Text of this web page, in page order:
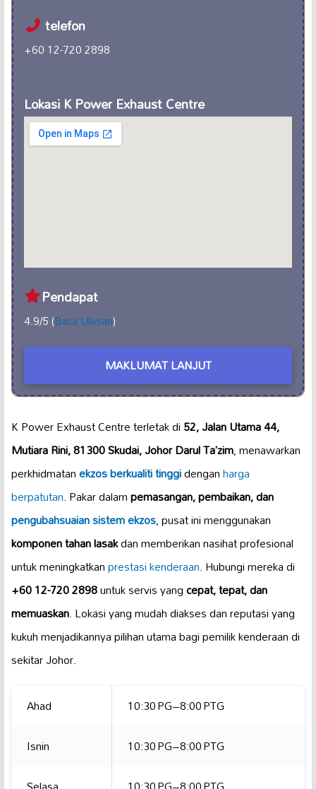
telefon
+60 12-720 2898
Lokasi K Power Exhaust Centre
Pendapat
4.9/5 (Baca Ulasan)
MAKLUMAT LANJUT
K Power Exhaust Centre terletak di52, Jalan Utama 44,
Mutiara Rini, 81300 Skudai, Johor Darul Ta’zim, menawarkan
perkhidmatanekzos berkualiti tinggidenganharga
berpatutan. Pakar dalampemasangan, pembaikan, dan
pengubahsuaian sistem ekzos, pusat ini menggunakan
komponen tahan lasakdan memberikan nasihat profesional
untuk meningkatkanprestasi kenderaan. Hubungi mereka di
+60 12-720 2898untuk servis yangcepat, tepat, dan
memuaskan. Lokasi yang mudah diakses dan reputasi yang
kukuh menjadikannya pilihan utama bagi pemilik kenderaan di
sekitar Johor.
Ahad
10:30 PG–8:00 PTG
Isnin
10:30 PG–8:00 PTG